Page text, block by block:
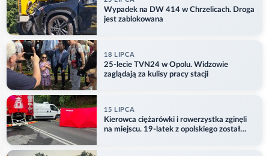
Wypadek na DW 414 w Chrzelicach. Droga
jest zablokowana
18 LIPCA
25-lecie TVN24 w Opolu. Widzowie
zaglądają za kulisy pracy stacji
15 LIPCA
Kierowca ciężarówki i rowerzystka zginęli
na miejscu. 19-latek z opolskiego został